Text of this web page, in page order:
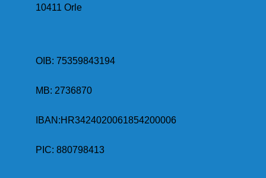
10411 Orle
OIB: 75359843194
MB: 2736870
IBAN:HR3424020061854200006
PIC: 880798413